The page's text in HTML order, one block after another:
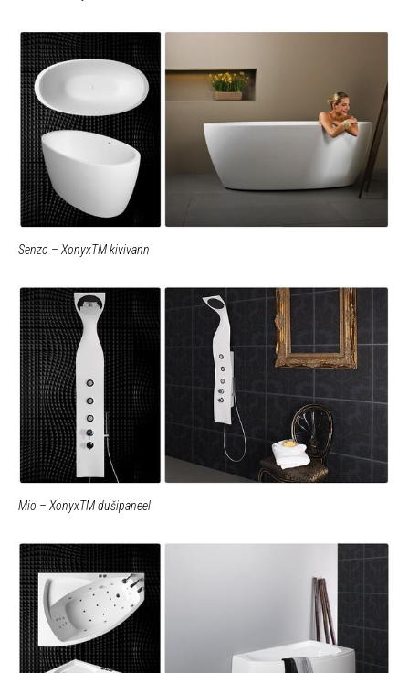
Senzo – XonyxTM kivivann
Mio – XonyxTM dušipaneel